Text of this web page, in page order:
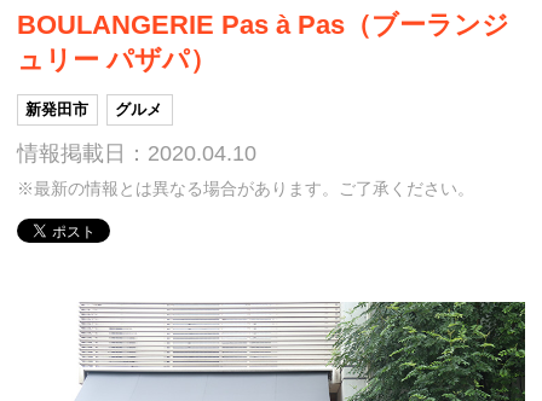
BOULANGERIE Pas à Pas（ブーランジ
ュリー パザパ）
新発田市 グルメ
情報掲載日：2020.04.10
※最新の情報とは異なる場合があります。ご了承ください。